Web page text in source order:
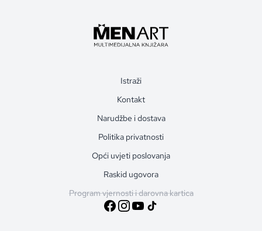
Istraži
Kontakt
Narudžbe i dostava
Politika privatnosti
Opći uvjeti poslovanja
Raskid ugovora
Program vjernosti i darovna kartica